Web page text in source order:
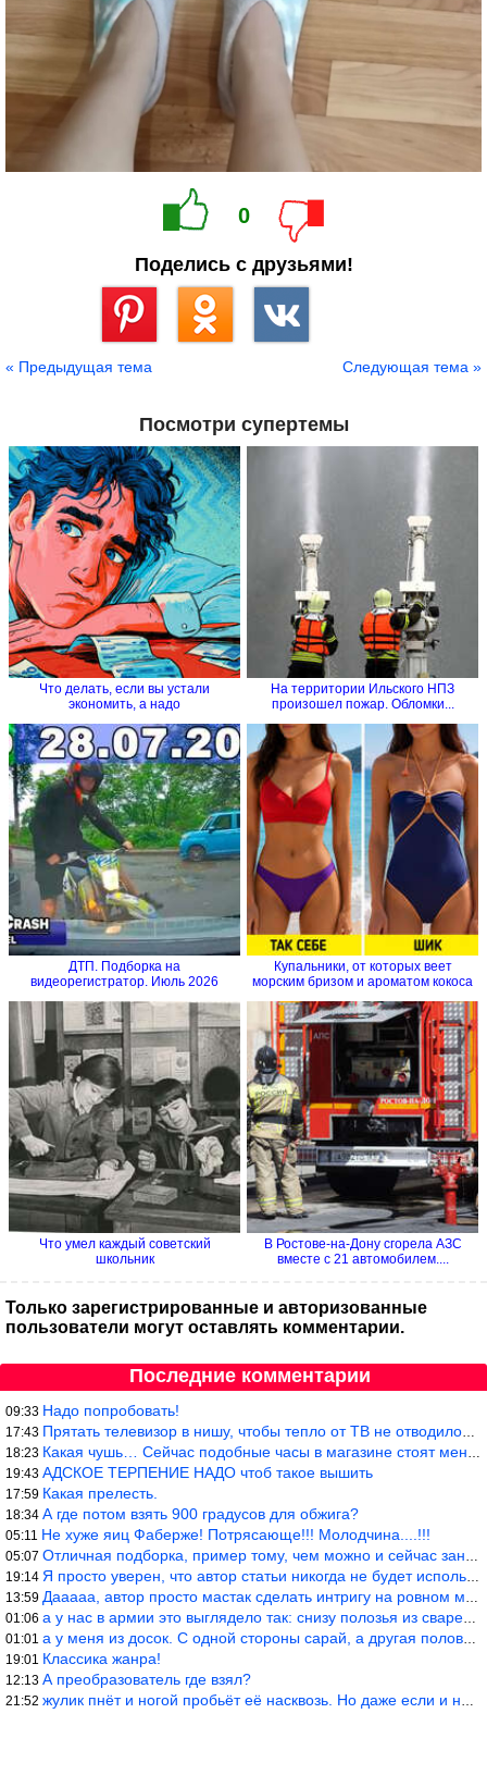
0
Поделись с друзьями!
« Предыдущая тема Следующая тема »
Посмотри супертемы
Что делать, если вы устали
экономить, а надо
На территории Ильского НПЗ
произошел пожар. Обломки...
ДТП. Подборка на
видеорегистратор. Июль 2026
Купальники, от которых веет
морским бризом и ароматом кокоса
Что умел каждый советский
школьник
В Ростове-на-Дону сгорела АЗС
вместе с 21 автомобилем....
Только зарегистрированные и авторизованные
пользователи могут оставлять комментарии.
Последние комментарии
09:33 Надо попробовать!
17:43 Прятать телевизор в нишу, чтобы тепло от ТВ не отводилось и теле
18:23 Какая чушь… Сейчас подобные часы в магазине стоят меньше 10 долл
19:43 АДСКОЕ ТЕРПЕНИЕ НАДО чтоб такое вышить
17:59 Какая прелесть.
18:34 А где потом взять 900 градусов для обжига?
05:11 Не хуже яиц Фаберже! Потрясающе!!! Молодчина....!!!
05:07 Отличная подборка, пример тому, чем можно и сейчас заниматься…
19:14 Я просто уверен, что автор статьи никогда не будет использовать
13:59 Дааааа, автор просто мастак сделать интригу на ровном месте! А н
01:06 а у нас в армии это выглядело так: снизу полозья из сваренные тр
01:01 а у меня из досок. С одной стороны сарай, а другая половина — ду
19:01 Классика жанра!
12:13 А преобразователь где взял?
21:52 жулик пнёт и ногой пробьёт её насквозь. Но даже если и никогда н